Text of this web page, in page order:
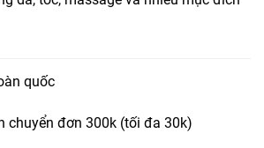
quốc
chuyển đơn 300k (tối đa 30k)